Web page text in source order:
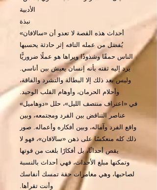
الأدبية
نبذة
أحداث هذه القصة لا تعدو أن «سالافان»
يُفصَل من عمله التافه إثر حادثة يحسبها
الناس حمقًا وشذوذًا ويراها هو عملًا ضروريًّا
يرد إليه ثقته بأنه إنسان يعيش بين أناسي.
وليس بعد ذلك إلا البطالة والتشرد والفاقة،
وأحلام الحرمان، وأوهام القلب الوحيد.
في «اعتراف منتصف الليل»، حلل «دوهاميل»
عناصر التناقض بين الفرد ومجتمعه، وبين
واقع الفرد وآماله، وبين أفكاره وأعماله. صور
ذلك كله منعكسًا على ذهن «سالافان»، فهو لا
يقص أحداثًا، بل أفكارًا بلغت من قوتها
وتمكنها مبلغ الأحداث، فهي أحداث بالنسبة
لصاحبها، وهي مغامرات حقة تمسك أنفاسك
وأنت تقرأها.